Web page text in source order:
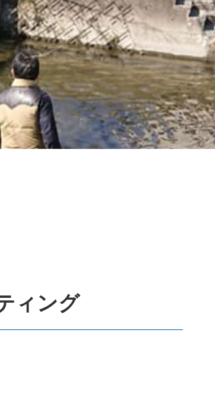
ィング